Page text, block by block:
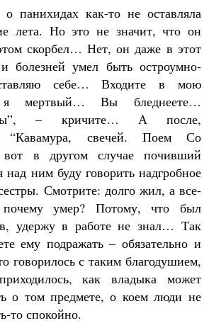
панихидах как-то не оставляла
лета. Но это не значит, что он
скорбел… Нет, он даже в этот
болезней умел быть остроумно-
себе… Входите в мою
мертвый… Вы бледнеете…
– кричите… А после,
“Кавамура, свечей. Поем Со
в другом случае почивший
над ним буду говорить надгробное
Смотрите: долго жил, а все-
умер? Потому, что был
удержу в работе не знал… Так
ему подражать – обязательно и
говорилось с таким благодушием,
как владыка может
о том предмете, о коем люди не
то спокойно.